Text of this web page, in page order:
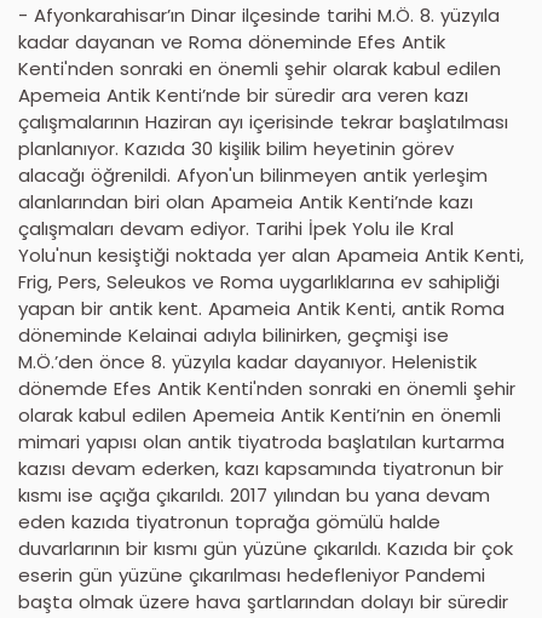
- Afyonkarahisar’ın Dinar ilçesinde tarihi M.Ö. 8. yüzyıla
kadar dayanan ve Roma döneminde Efes Antik
Kenti'nden sonraki en önemli şehir olarak kabul edilen
Apemeia Antik Kenti’nde bir süredir ara veren kazı
çalışmalarının Haziran ayı içerisinde tekrar başlatılması
planlanıyor. Kazıda 30 kişilik bilim heyetinin görev
alacağı öğrenildi. Afyon'un bilinmeyen antik yerleşim
alanlarından biri olan Apameia Antik Kenti’nde kazı
çalışmaları devam ediyor. Tarihi İpek Yolu ile Kral
Yolu'nun kesiştiği noktada yer alan Apameia Antik Kenti,
Frig, Pers, Seleukos ve Roma uygarlıklarına ev sahipliği
yapan bir antik kent. Apameia Antik Kenti, antik Roma
döneminde Kelainai adıyla bilinirken, geçmişi ise
M.Ö.’den önce 8. yüzyıla kadar dayanıyor. Helenistik
dönemde Efes Antik Kenti'nden sonraki en önemli şehir
olarak kabul edilen Apemeia Antik Kenti’nin en önemli
mimari yapısı olan antik tiyatroda başlatılan kurtarma
kazısı devam ederken, kazı kapsamında tiyatronun bir
kısmı ise açığa çıkarıldı. 2017 yılından bu yana devam
eden kazıda tiyatronun toprağa gömülü halde
duvarlarının bir kısmı gün yüzüne çıkarıldı. Kazıda bir çok
eserin gün yüzüne çıkarılması hedefleniyor Pandemi
başta olmak üzere hava şartlarından dolayı bir süredir